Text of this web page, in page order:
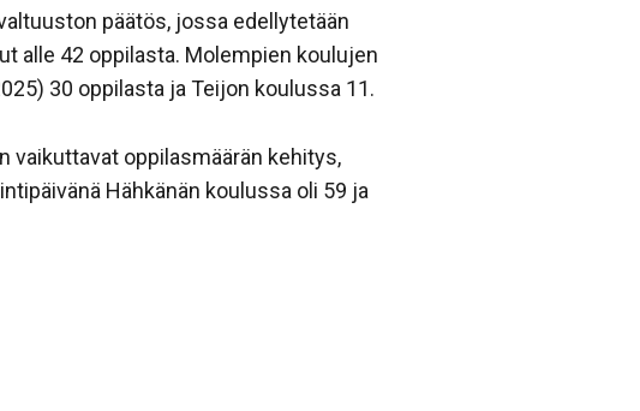
päätös, jossa edellytetään
alle 42 oppilasta. Molempien koulujen
30 oppilasta ja Teijon koulussa 11.
vaikuttavat oppilasmäärän kehitys,
Hähkänän koulussa oli 59 ja